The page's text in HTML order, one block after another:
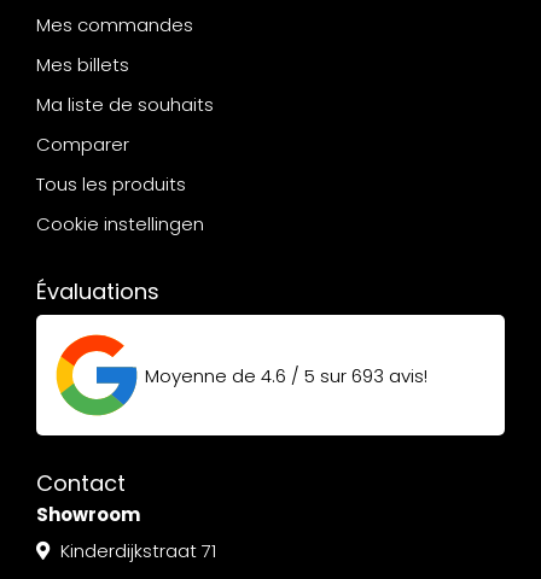
Mes commandes
Mes billets
Ma liste de souhaits
Comparer
Tous les produits
Cookie instellingen
Évaluations
Moyenne de 4.6 / 5 sur693 avis!
Contact
Showroom
Kinderdijkstraat 71